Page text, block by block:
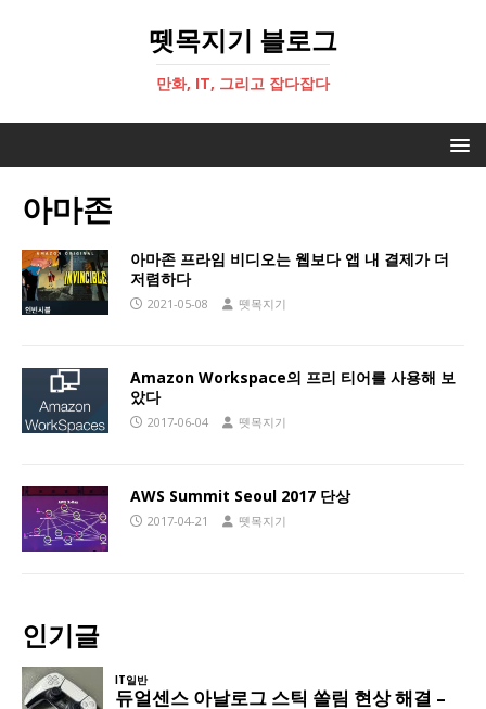
뗏목지기 블로그
만화, IT, 그리고 잡다잡다
아마존
아마존 프라임 비디오는 웹보다 앱 내 결제가 더
저렴하다
2021-05-08 뗏목지기
Amazon Workspace의 프리 티어를 사용해 보
았다
2017-06-04 뗏목지기
AWS Summit Seoul 2017 단상
2017-04-21 뗏목지기
인기글